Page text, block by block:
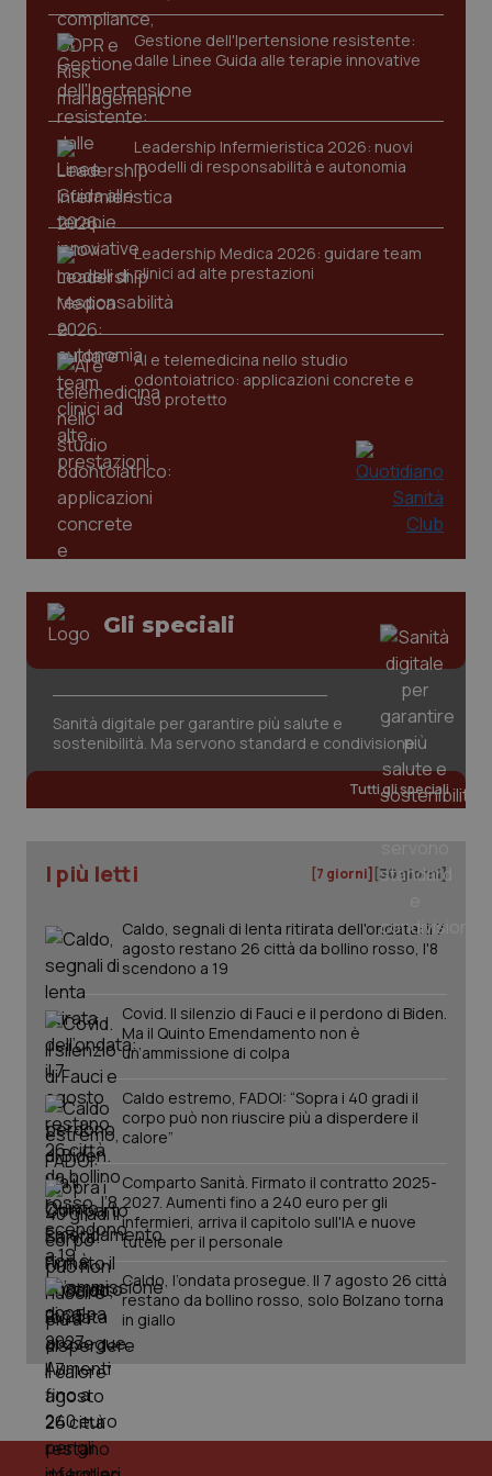
Gestione dell'Ipertensione resistente:
dalle Linee Guida alle terapie innovative
Leadership Infermieristica 2026: nuovi
modelli di responsabilità e autonomia
Leadership Medica 2026: guidare team
clinici ad alte prestazioni
AI e telemedicina nello studio
odontoiatrico: applicazioni concrete e
uso protetto
Gli speciali
Sanità digitale per garantire più salute e
sostenibilità. Ma servono standard e condivisione
Tutti gli speciali
I più letti [7 giorni] [30 giorni]
Caldo, segnali di lenta ritirata dell'ondata: il 7
agosto restano 26 città da bollino rosso, l'8
scendono a 19
Covid. Il silenzio di Fauci e il perdono di Biden.
Ma il Quinto Emendamento non è
un’ammissione di colpa
Caldo estremo, FADOI: “Sopra i 40 gradi il
corpo può non riuscire più a disperdere il
calore”
Comparto Sanità. Firmato il contratto 2025-
2027. Aumenti fino a 240 euro per gli
infermieri, arriva il capitolo sull'IA e nuove
tutele per il personale
Caldo, l’ondata prosegue. Il 7 agosto 26 città
restano da bollino rosso, solo Bolzano torna
in giallo
Nome
Fornitore/Dominio
VISITOR_PRIVACY_METADATA
YouTube
www.quotidianosanita.it
tracking-enable
www.quotidianosanita.it
_ga
Google LLC